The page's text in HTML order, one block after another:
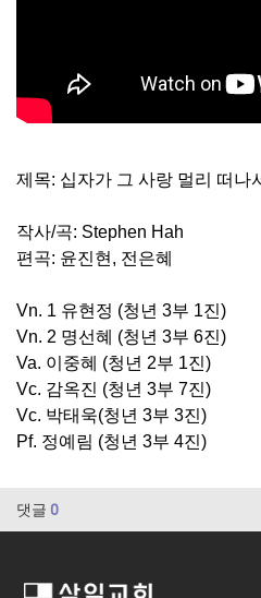
제목: 십자가 그 사랑 멀리 떠나
작사/곡: Stephen Hah
편곡: 윤진현, 전은혜
Vn. 1 유현정 (청년 3부 1진)
Vn. 2 명선혜 (청년 3부 6진)
Va. 이중혜 (청년 2부 1진)
Vc. 감옥진 (청년 3부 7진)
Vc. 박태욱(청년 3부 3진)
Pf. 정예림 (청년 3부 4진)
댓글 0